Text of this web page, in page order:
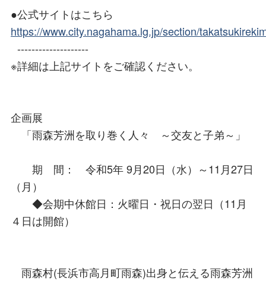
●公式サイトはこちら
https://www.city.nagahama.lg.jp/section/
--------------------
※詳細は上記サイトをご確認ください。
企画展
「雨森芳洲を取り巻く人々 ～交友と子弟～」
期 間： 令和5年 9月20日（水）～11月27日
（月）
◆会期中休館日：火曜日・祝日の翌日（11月
４日は開館）
雨森村(長浜市高月町雨森)出身と伝える雨森芳洲